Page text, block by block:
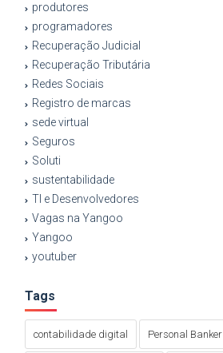
produtores
programadores
Recuperação Judicial
Recuperação Tributária
Redes Sociais
Registro de marcas
sede virtual
Seguros
Soluti
sustentabilidade
TI e Desenvolvedores
Vagas na Yangoo
Yangoo
youtuber
Tags
contabilidade digital Personal Banker